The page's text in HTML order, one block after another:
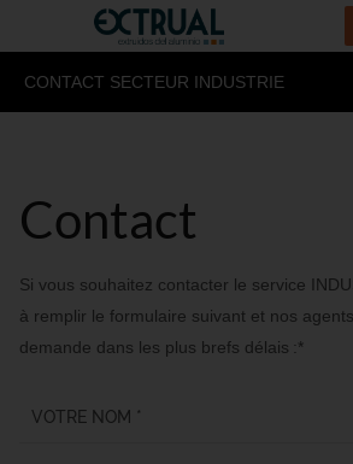
CONTACT SECTEUR INDUSTRIE
Contact
Si vous souhaitez contacter le service
à remplir le formulaire suivant et nos
demande dans les plus brefs délais :*